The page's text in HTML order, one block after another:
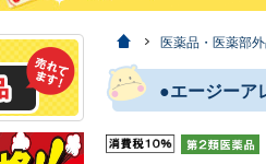
ホーム医薬品・医薬部
●エージーア